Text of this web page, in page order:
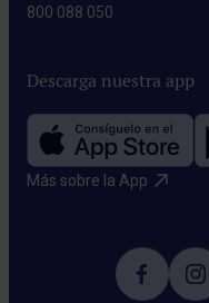
800 088 050
Descarga nuestra app
Más sobre la App​